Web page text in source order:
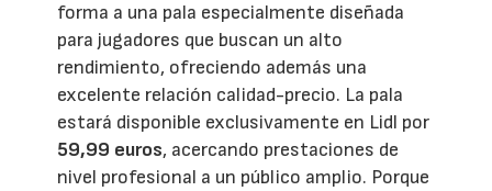
forma a una pala especialmente diseñada
para jugadores que buscan un alto
rendimiento, ofreciendo además una
excelente relación calidad-precio. La pala
estará disponible exclusivamente en Lidl por
59,99 euros, acercando prestaciones de
nivel profesional a un público amplio. Porque